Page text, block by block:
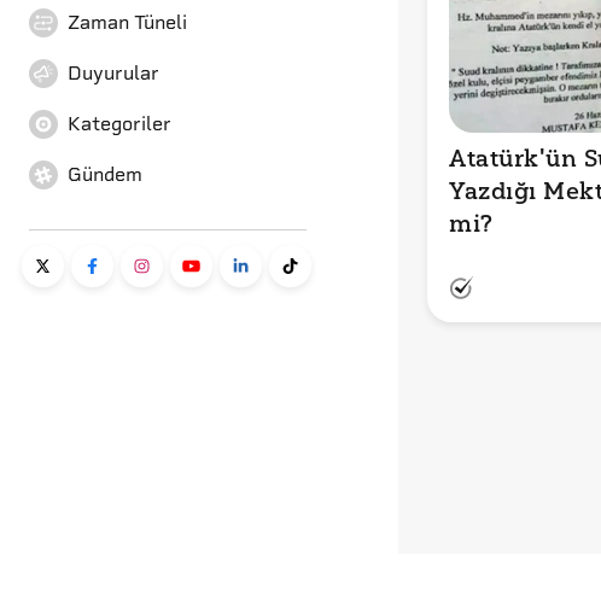
Zaman Tüneli
Duyurular
Kategoriler
Gündem
Atatürk'ün
Yazdığı
mi?